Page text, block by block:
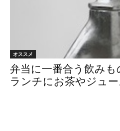
オススメ
弁当に一番合う飲み
ランチにお茶やジュー